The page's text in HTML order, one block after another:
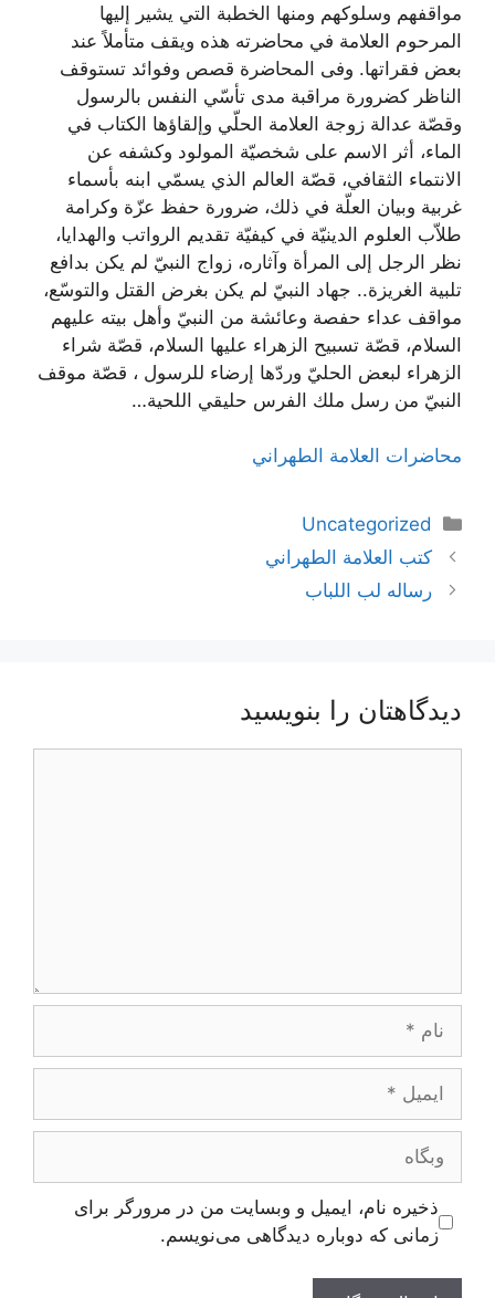
مواقفهم وسلوكهم ومنها الخطبة التي يشير إليها
المرحوم العلامة في محاضرته هذه ويقف متأملاً عند
بعض فقراتها. وفی المحاضرة قصص وفوائد تستوقف
الناظر كضرورة مراقبة مدى تأسّي النفس بالرسول
وقصّة عدالة زوجة العلامة الحلّي وإلقاؤها الكتاب في
الماء، أثر الاسم على شخصيّة المولود وكشفه عن
الانتماء الثقافي، قصّة العالم الذي يسمّي ابنه بأسماء
غربية وبيان العلّة في ذلك، ضرورة حفظ عزّة وكرامة
طلاّب العلوم الدينيّة في كيفيّة تقديم الرواتب والهدايا،
نظر الرجل إلى المرأة وآثاره، زواج النبيّ لم يكن بدافع
تلبية الغريزة.. جهاد النبيّ لم يكن بغرض القتل والتوسّع،
مواقف عداء حفصة وعائشة من النبيّ وأهل بيته عليهم
السلام، قصّة تسبيح الزهراء عليها السلام، قصّة شراء
الزهراء لبعض الحليّ وردّها إرضاء للرسول ، قصّة موقف
النبيّ من رسل ملك الفرس حليقي اللحية…
محاضرات العلامة الطهراني
دسته‌ها
Uncategorized
ناوبری
نوشته‌ها
كتب العلامة الطهراني
رساله لب اللباب
دیدگاهتان را بنویسید
ایمیل
وبگاه
ذخیره نام، ایمیل و وبسایت من در مرورگر برای
زمانی که دوباره دیدگاهی می‌نویسم.